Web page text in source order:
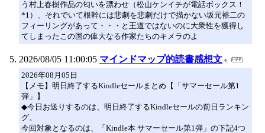
う村上春樹作品の匂いを漂わせ（松山ケンイチが電話ボックス！
*1）、それでいて根幹には悲劇を悲劇だけで描かない坂元裕二の
フィーリングがあって・・・と王道ではないのに大衆性を獲得し
てしまったこの国の偉大なる作家たちのキメラのよ
2026/08/05 11:00:05 マインドマップ的読書感想文
2026年08月05日
【メモ】明日終了するKindleセールまとめ【「サマーセール第1
弾」】
◆今日お送りするのは、明日終了するKindleセールの前日ランキン
グ。
今回対象となるのは、「Kindle本 サマーセール第1弾」の下記4つ